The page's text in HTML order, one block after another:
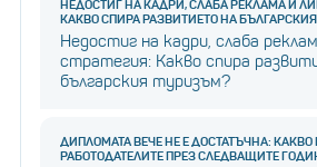
НЕДОСТИГ НА КАДРИ, СЛАБА РЕКЛАМА И
КАКВО СПИРА РАЗВИТИЕТО НА
Недостиг на кадри, слаба
стратегия: Какво спира
българския туризъм?
ДИПЛОМАТА ВЕЧЕ НЕ Е ДОСТАТЪЧНА:
РАБОТОДАТЕЛИТЕ ПРЕЗ СЛЕДВАЩИТЕ